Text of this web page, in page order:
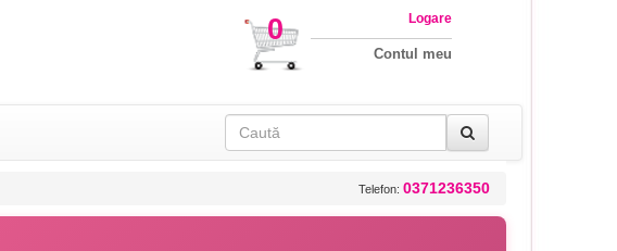
0 Logare
Contul meu
Telefon: 0371236350